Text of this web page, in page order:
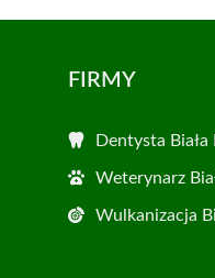
FIRMY
Dentysta Biała
Weterynarz
Wulkanizacja